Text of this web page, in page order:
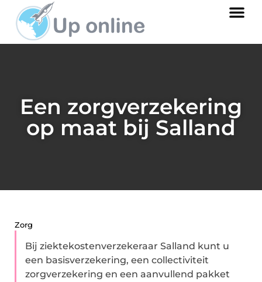
Een zorgverzekering
op maat bij Salland
Zorg
Bij ziektekostenverzekeraar Salland kunt u
een basisverzekering, een collectiviteit
zorgverzekering en een aanvullend pakket